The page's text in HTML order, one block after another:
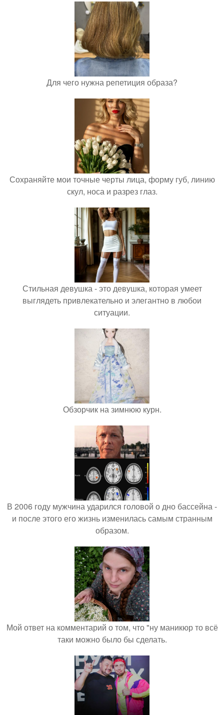
Для чего нужна репетиция образа?
Сохраняйте мои точные черты лица, форму губ, линию
скул, носа и разрез глаз.
Стильная девушка - это девушка, которая умеет
выглядеть привлекательно и элегантно в любои
ситуации.
Обзорчик на зимнюю курн.
В 2006 году мужчина ударился головой о дно бассейна -
и после этого его жизнь изменилась самым странным
образом.
Мой ответ на комментарий о том, что "ну маникюр то всё
таки можно было бы сделать.